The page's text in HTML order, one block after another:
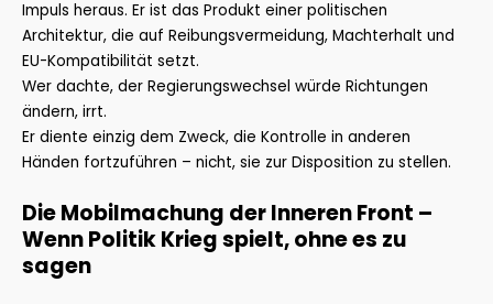
Impuls heraus. Er ist das Produkt einer politischen
Architektur, die auf Reibungsvermeidung, Machterhalt und
EU-Kompatibilität setzt.
Wer dachte, der Regierungswechsel würde Richtungen
ändern, irrt.
Er diente einzig dem Zweck, die Kontrolle in anderen
Händen fortzuführen – nicht, sie zur Disposition zu stellen.
Die Mobilmachung der Inneren Front –
Wenn Politik Krieg spielt, ohne es zu
sagen